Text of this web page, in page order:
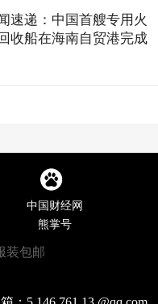
速递：中国首艘专用火
收船在海南自贸港完成
中国财经网
熊掌号
装包邮